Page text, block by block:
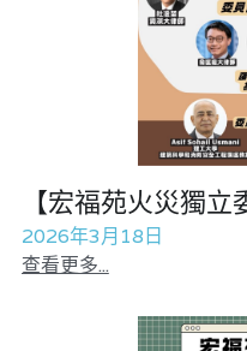
宏福火災正視聽
記錄．宏福苑火災
反華推手你要知
反華推手懶人包
民主派騙案十式
反華推手起底
KOL 專欄
林淑芳專欄
屈穎妍專欄
絕密法庭檔案
醫院口岸爆炸案
【宏福苑火災獨立
2026年3月18日
查看更多...
KOL 精選
龔靜儀大律師專欄
高松傑專欄
大衛sir專欄